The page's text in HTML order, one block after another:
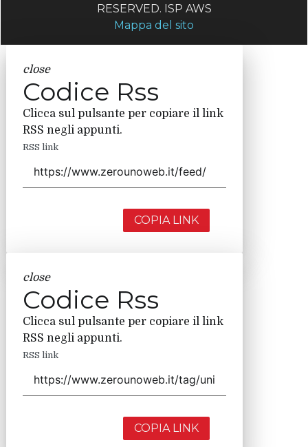
RESERVED. ISP AWS
Mappa del sito
close
Codice Rss
Clicca sul pulsante per copiare il link
RSS negli appunti.
RSS link
COPIA LINK
close
Codice Rss
Clicca sul pulsante per copiare il link
RSS negli appunti.
RSS link
COPIA LINK